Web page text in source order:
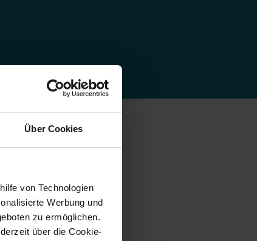
Über Cookies
von Technologien
Werbung und
zu ermöglichen.
über die Cookie-